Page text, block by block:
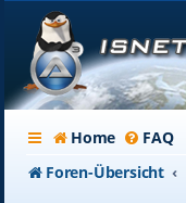
Home FAQ
Foren-Übersicht